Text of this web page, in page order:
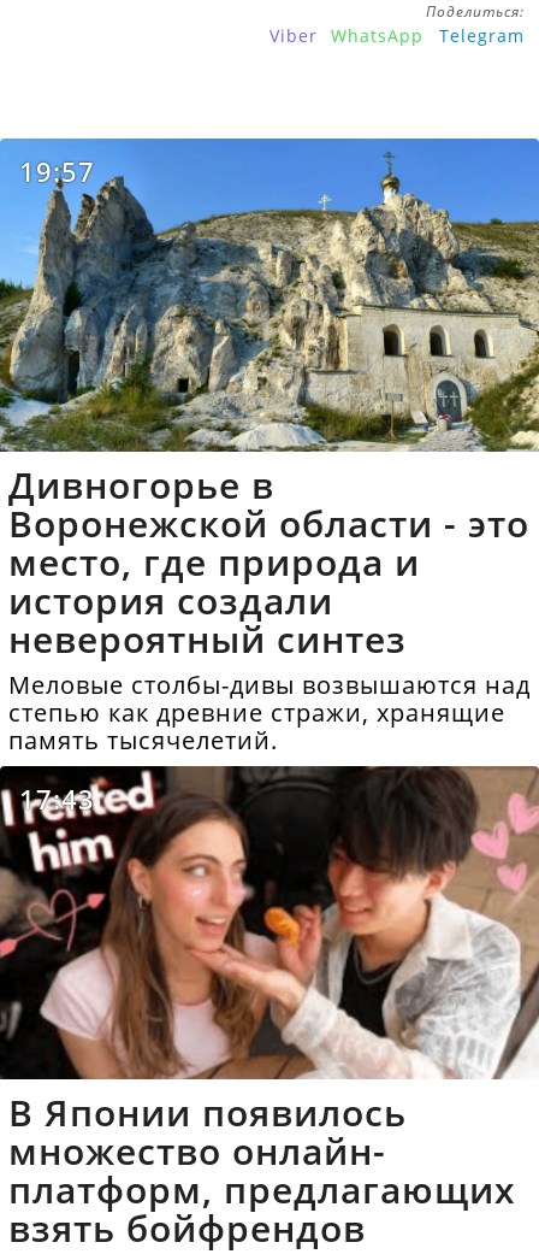
Поделиться:
Viber WhatsApp Telegram
19:57
Дивногорье в
Воронежской области - это
место, где природа и
история создали
невероятный синтез
Меловые столбы-дивы возвышаются над
степью как древние стражи, хранящие
память тысячелетий.
17:43
В Японии появилось
множество онлайн-
платформ, предлагающих
взять бойфрендов